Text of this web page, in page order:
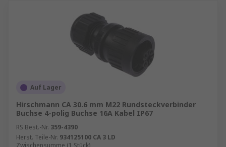
Auf Lager
Hirschmann CA 30.6 mm M22 Rundsteckverbinder
Buchse 4-polig Buchse 16A Kabel IP67
RS Best.-Nr. 359-4390
Herst. Teile-Nr. 934125100 CA 3 LD
Zwischensumme (1 Stück)